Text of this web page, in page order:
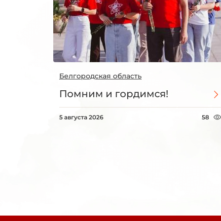
Белгородская область
Помним и гордимся!
5 августа 2026 58